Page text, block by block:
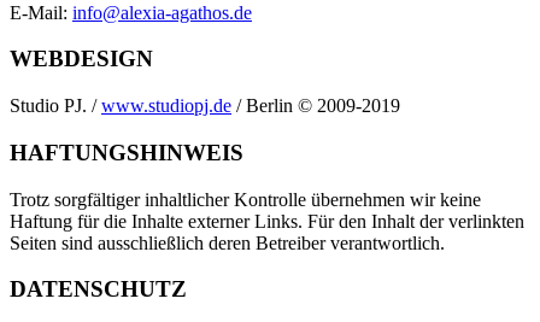
E-Mail: info@alexia-agathos.de
WEBDESIGN
Studio PJ. /www.studiopj.de / Berlin © 2009-2019
HAFTUNGSHINWEIS
Trotz sorgfältiger inhaltlicher Kontrolle übernehmen wir keine
Haftung für die Inhalte externer Links. Für den Inhalt der verlinkten
Seiten sind ausschließlich deren Betreiber verantwortlich.
DATENSCHUTZ